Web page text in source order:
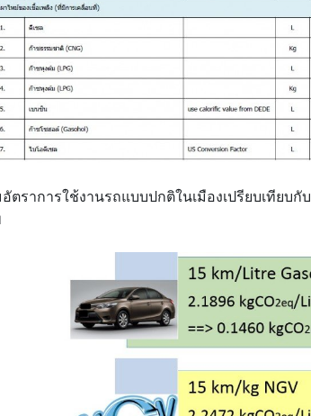
ตราการใช้งานรถแบบปกติในเมืองเปรียบเทียบกับ